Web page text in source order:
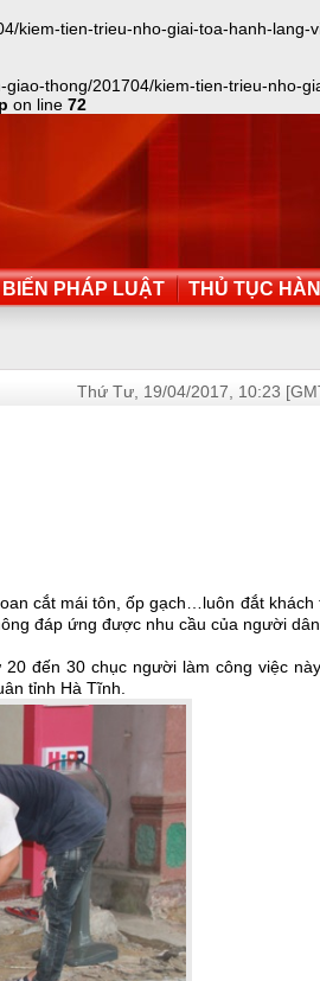
tien-trieu-nho-giai-toa-hanh-
thong/201704/kiem-tien-trieu-nho-
on line 72
BIẾN PHÁP LUẬT THỦ TỤC
Thứ Tư, 19/04/2017, 10:23
cắt mái tôn, ốp gạch…luôn đắt khách
đáp ứng được nhu cầu của người
đến 30 chục người làm công việc
tỉnh Hà Tĩnh.